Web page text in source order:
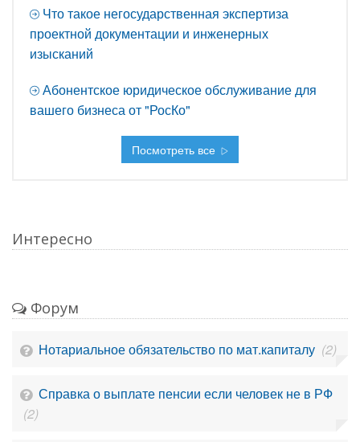
Что такое негосударственная экспертиза
проектной документации и инженерных
изысканий
Абонентское юридическое обслуживание для
вашего бизнеса от "РосКо"
Посмотреть все
Интересно
Форум
Нотариальное обязательство по мат.капиталу (2)
Справка о выплате пенсии если человек не в РФ
(2)